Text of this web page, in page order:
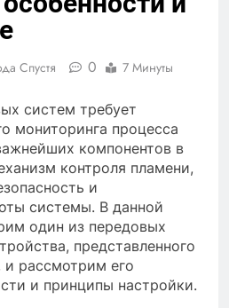
Спустя 0 7 Минуты
систем требует
мониторинга процесса
компонентов в
контроля пламени,
и
системы. В данной
один из передовых
представленного
и рассмотрим его
и принципы настройки.